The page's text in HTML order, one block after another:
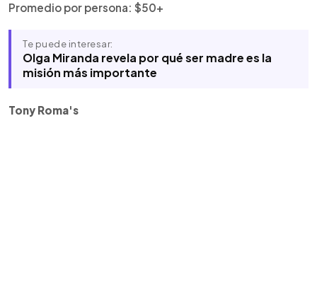
Promedio por persona: $50+
Te puede interesar:
Olga Miranda revela por qué ser madre es la
misión más importante
Tony Roma's